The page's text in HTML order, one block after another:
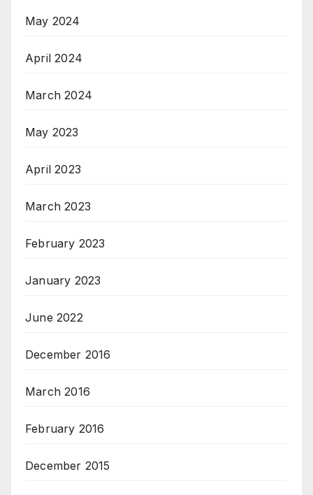
May 2024
April 2024
March 2024
May 2023
April 2023
March 2023
February 2023
January 2023
June 2022
December 2016
March 2016
February 2016
December 2015